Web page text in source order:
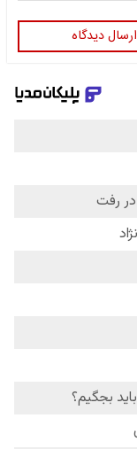
ارسال دیدگاه